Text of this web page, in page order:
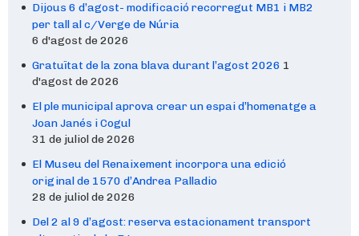
Dijous 6 d’agost- modificació recorregut MB1 i MB2
per tall al c/Verge de Núria
6 d'agost de 2026
Gratuïtat de la zona blava durant l’agost 2026 1
d'agost de 2026
El ple municipal aprova crear un espai d’homenatge a
Joan Janés i Cogul
31 de juliol de 2026
El Museu del Renaixement incorpora una edició
original de 1570 d’Andrea Palladio
28 de juliol de 2026
Del 2 al 9 d’agost: reserva estacionament transport